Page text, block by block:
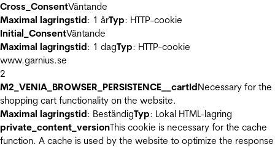
Cross_ConsentVäntande
Maximal lagringstid: 1 årTyp: HTTP-cookie
Initial_ConsentVäntande
Maximal lagringstid: 1 dagTyp: HTTP-cookie
www.garnius.se
2
M2_VENIA_BROWSER_PERSISTENCE__cartIdNecessary for the
shopping cart functionality on the website.
Maximal lagringstid: BeständigTyp: Lokal HTML-lagring
private_content_versionThis cookie is necessary for the cache
function. A cache is used by the website to optimize the